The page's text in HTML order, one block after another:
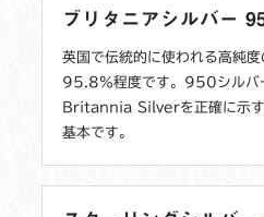
ブリタニアシルバー
英国で伝統的に使われる高純
95.8％程度です。950シルバ
Britannia Silverを正確に示
基本です。